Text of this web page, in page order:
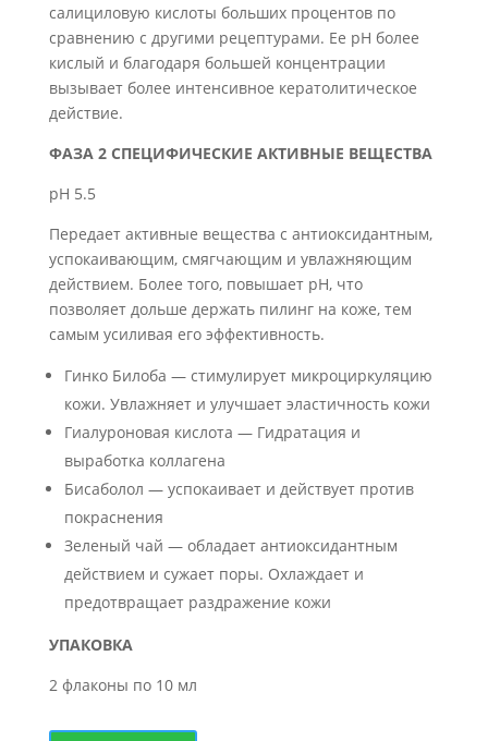
салициловую кислоты больших процентов по
сравнению с другими рецептурами. Ее pH более
кислый и благодаря большей концентрации
вызывает более интенсивное кератолитическое
действие.
ФАЗА 2 СПЕЦИФИЧЕСКИЕ АКТИВНЫЕ ВЕЩЕСТВА
pH 5.5
Передает активные вещества с антиоксидантным,
успокаивающим, смягчающим и увлажняющим
действием. Более того, повышает pH, что
позволяет дольше держать пилинг на коже, тем
самым усиливая его эффективность.
Гинко Билоба — стимулирует микроциркуляцию
кожи. Увлажняет и улучшает эластичность кожи
Гиалуроновая кислота — Гидратация и
выработка коллагена
Бисаболол — успокаивает и действует против
покраснения
Зеленый чай — обладает антиоксидантным
действием и сужает поры. Охлаждает и
предотвращает раздражение кожи
УПАКОВКА
2 флаконы по 10 мл